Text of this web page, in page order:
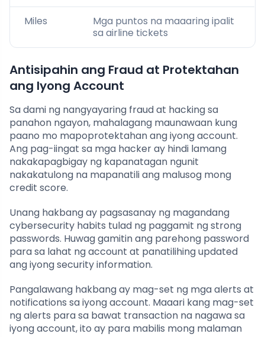
Miles
Mga puntos na maaaring ipalit
sa airline tickets
Antisipahin ang Fraud at Protektahan
ang Iyong Account
Sa dami ng nangyayaring fraud at hacking sa
panahon ngayon, mahalagang maunawaan kung
paano mo mapoprotektahan ang iyong account.
Ang pag-iingat sa mga hacker ay hindi lamang
nakakapagbigay ng kapanatagan ngunit
nakakatulong na mapanatili ang malusog mong
credit score.
Unang hakbang ay pagsasanay ng magandang
cybersecurity habits tulad ng paggamit ng strong
passwords. Huwag gamitin ang parehong password
para sa lahat ng account at panatilihing updated
ang iyong security information.
Pangalawang hakbang ay mag-set ng mga alerts at
notifications sa iyong account. Maaari kang mag-set
ng alerts para sa bawat transaction na nagawa sa
iyong account, ito ay para mabilis mong malaman